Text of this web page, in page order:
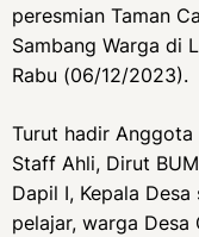
peresmian Taman
Sambang Warga di
Rabu (06/12/2023).
Turut hadir Anggota
Staff Ahli, Dirut
Dapil I, Kepala
pelajar, warga Desa